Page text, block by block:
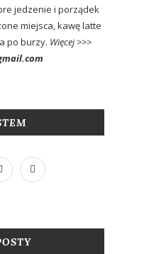
jedzenie i porządek
miejsca, kawę latte
po burzy. Więcej >>>